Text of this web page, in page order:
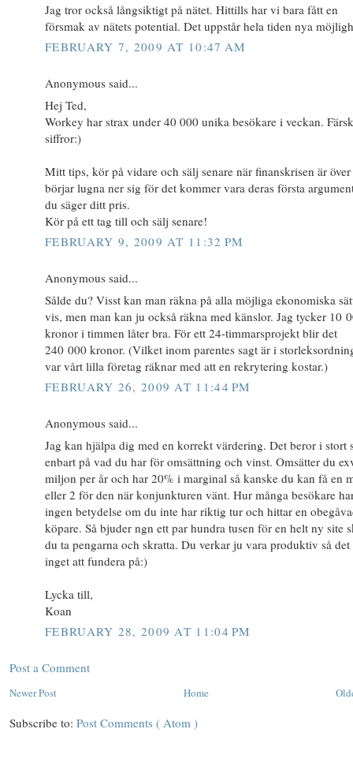
Jag tror också långsiktigt på nätet. Hittills har vi bara fått en
försmak av nätets potential. Det uppstår hela tiden nya
FEBRUARY 7, 2009 AT 10:47 AM
Anonymous said...
Hej Ted,
Workey har strax under 40 000 unika besökare i veckan.
siffror:)
Mitt tips, kör på vidare och sälj senare när finanskrisen är
börjar lugna ner sig för det kommer vara deras första
du säger ditt pris.
Kör på ett tag till och sälj senare!
FEBRUARY 9, 2009 AT 11:32 PM
Anonymous said...
Sålde du? Visst kan man räkna på alla möjliga ekonomiska
vis, men man kan ju också räkna med känslor. Jag tycker 10
kronor i timmen låter bra. För ett 24-timmarsprojekt blir det
240 000 kronor. (Vilket inom parentes sagt är i
var vårt lilla företag räknar med att en rekrytering kostar.)
FEBRUARY 26, 2009 AT 11:44 PM
Anonymous said...
Jag kan hjälpa dig med en korrekt värdering. Det beror i stort
enbart på vad du har för omsättning och vinst. Omsätter du
miljon per år och har 20% i marginal så kanske du kan få en
eller 2 för den när konjunkturen vänt. Hur många besökare
ingen betydelse om du inte har riktig tur och hittar en
köpare. Så bjuder ngn ett par hundra tusen för en helt ny site
du ta pengarna och skratta. Du verkar ju vara produktiv så det
inget att fundera på:)
Lycka till,
Koan
FEBRUARY 28, 2009 AT 11:04 PM
Post a Comment
Newer Post Home
Subscribe to: Post Comments ( Atom )